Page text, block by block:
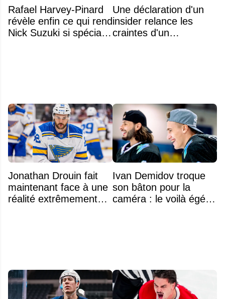
Rafael Harvey-Pinard
révèle enfin ce qui rend
Nick Suzuki si spécial
Une déclaration d'un
insider relance les
craintes d'un
Jonathan Drouin fait
maintenant face à une
réalité extrêmement
Ivan Demidov troque
son bâton pour la
caméra : le voilà égérie